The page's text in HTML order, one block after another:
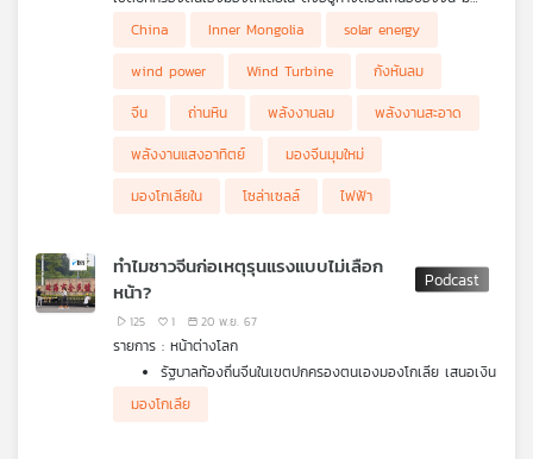
เครือ
และทะเลทรายร้อน แห้งแล้ง อยู่ห่างไกลความเจริญ จากภาพจำใน
อดีตว่าเป็นแหล่งผลิตพลังงานถ่านหินขนาดใหญ่ กลายมาเป็น
ศูนย์กลางของแหล่งพลังงานสีเขียวในปัจจุบัน รวมทั้งแหล่ง
อุตสาหกรรมแปรรูปผลิตภัณฑ์จากนม ฟาร์มปศุสัตว์ขนาดใหญ่ รวม
เลขาธิการหอการค้าไทยในจีน มาเล่าให้ฟังว่า จีนใช้ข้อจำกัดของพื้นที่
ทำให้เกิดการพัฒนาแนวใหม่ จนกลายเป็นโอกาสสำหรับการผลิต
พลังงานจากกังหันลมและแสงอาทิตย์และพลังงานหมุนเวียนทางเลือก
จนมีกำลังผลิตมากถึง 10 % ของทั้งประเทศจีนได้อย่างไร
China Inner Mongolia
solar energy
wind power
Wind Turbine
กังหันลม
จีน
ถ่านหิน พลังงานลม
พลังงานสะอาด
พลังงานแสงอาทิตย์
มองจีนมุมใหม่
มองโกเลียใน
โซล่าเซลล์ ไฟฟ้า
ทำไมชาวจีนก่อเหตุรุนแรงแบบไม่เลือก
หน้า?
125 1 20 พ.ย. 67
รายการ : หน้าต่างโลก
รัฐบาลท้องถิ่นจีนในเขตปกครองตนเองมองโกเลีย เสนอเงิน
อุดหนุนครอบครัวที่มีลูก 2 หรือ 3 คน สูงสุด 100,000
หยวน หวังกระตุ้นให้คนมีลูกเพิ่มขึ้น
มองโกเลีย